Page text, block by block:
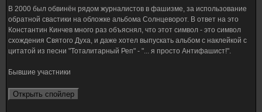
В 2000 был обвинён рядом журналистов в фашизме, за использование
обратной свастики на обложке альбома Солнцеворот. В ответ на это
Константин Кинчев много раз объяснял, что этот символ - это символ
схождения Святого Духа, и даже хотел выпускать альбом с наклейкой с
цитатой из песни "Тоталитарный Реп" - "... я просто Антифашист!".
Бывшие участники